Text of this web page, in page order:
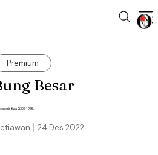
Premium
Besar
G30S 1965.
24 Des 2022